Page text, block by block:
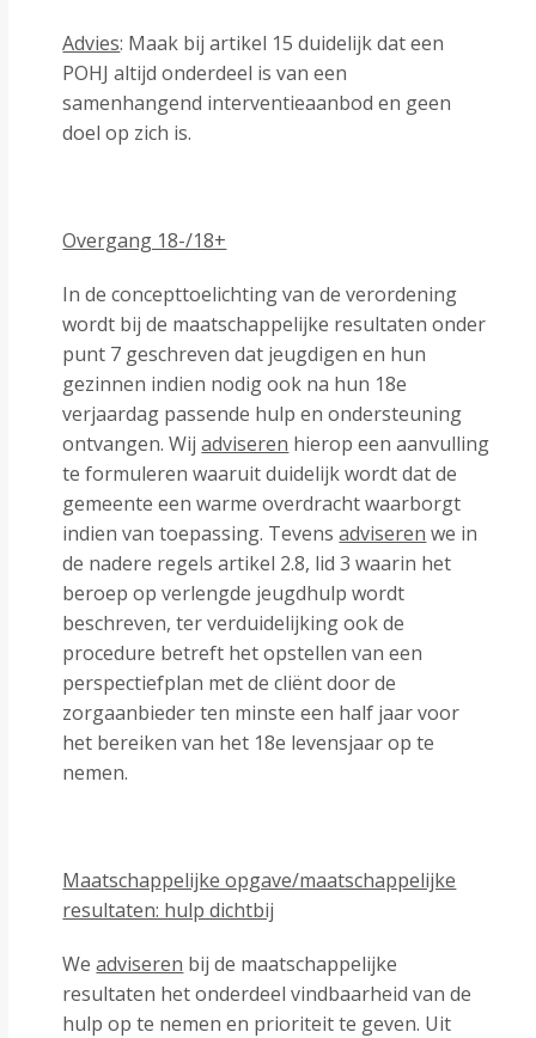
Advies: Maak bij artikel 15 duidelijk dat een
POHJ altijd onderdeel is van een
samenhangend interventieaanbod en geen
doel op zich is.
Overgang 18-/18+
In de concepttoelichting van de verordening
wordt bij de maatschappelijke resultaten onder
punt 7 geschreven dat jeugdigen en hun
gezinnen indien nodig ook na hun 18e
verjaardag passende hulp en ondersteuning
ontvangen. Wijadviseren hierop een aanvulling
te formuleren waaruit duidelijk wordt dat de
gemeente een warme overdracht waarborgt
indien van toepassing. Tevensadviseren we in
de nadere regels artikel 2.8, lid 3 waarin het
beroep op verlengde jeugdhulp wordt
beschreven, ter verduidelijking ook de
procedure betreft het opstellen van een
perspectiefplan met de cliënt door de
zorgaanbieder ten minste een half jaar voor
het bereiken van het 18e levensjaar op te
nemen.
Maatschappelijke opgave/maatschappelijke
resultaten: hulp dichtbij
Weadviseren bij de maatschappelijke
resultaten het onderdeel vindbaarheid van de
hulp op te nemen en prioriteit te geven. Uit